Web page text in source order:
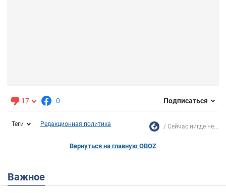
17 0 Подписаться
Теги Редакционная политика Сейчас нигде не...
Вернуться на главную OBOZ
Важное